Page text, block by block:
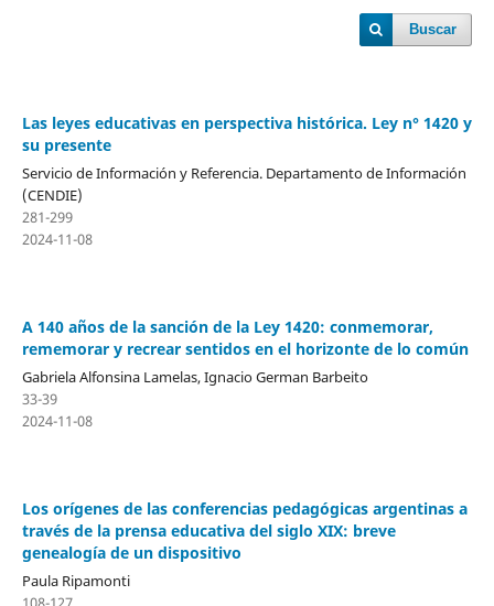
Buscar
Las leyes educativas en perspectiva histórica. Ley n° 1420 y
su presente
Servicio de Información y Referencia. Departamento de Información
(CENDIE)
281-299
2024-11-08
A 140 años de la sanción de la Ley 1420: conmemorar,
rememorar y recrear sentidos en el horizonte de lo común
Gabriela Alfonsina Lamelas, Ignacio German Barbeito
33-39
2024-11-08
Los orígenes de las conferencias pedagógicas argentinas a
través de la prensa educativa del siglo XIX: breve
genealogía de un dispositivo
Paula Ripamonti